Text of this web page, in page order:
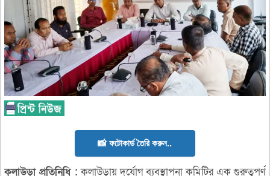
📸 ফটোকার্ড তৈরি করুন..
কুলাউড়াপ্রতিনিধি : কুলাউড়ায় দুর্যোগ ব্যবস্থাপনা কমিটির এক গুরুত্বপূর্ণ